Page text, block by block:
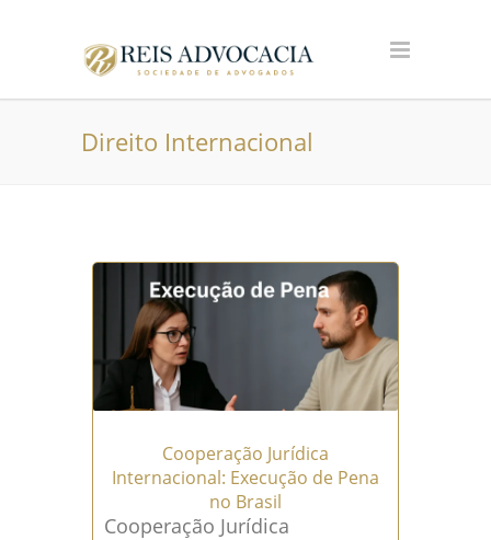
Direito Internacional
Cooperação Jurídica
Internacional: Execução de Pena
no Brasil
Cooperação Jurídica